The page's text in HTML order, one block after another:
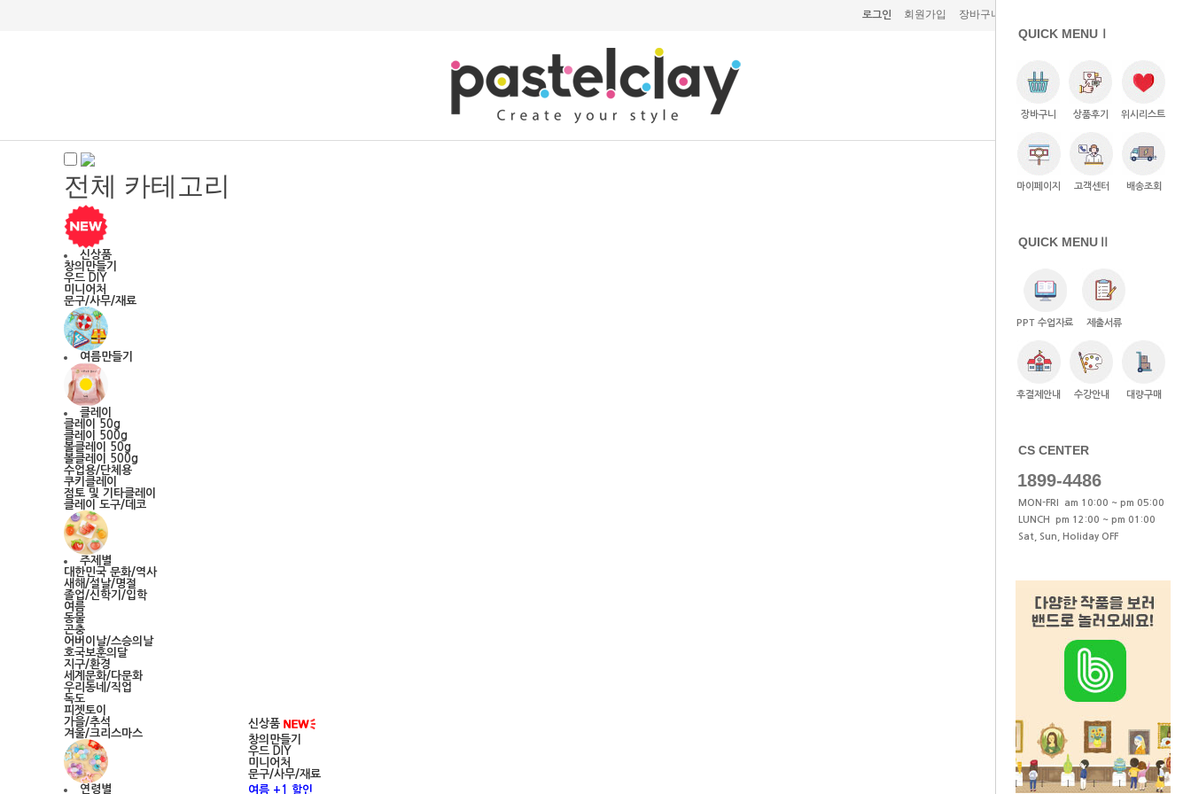
로그인 회원가입 장바구니 (0)
전체 카테고리
신상품
창의만들기
우드 DIY
미니어처
문구/사무/재료
여름만들기
클레이
클레이 50g
클레이 500g
볼클레이 50g
볼클레이 500g
수업용/단체용
쿠키클레이
점토 및 기타클레이
클레이 도구/데코
주제별
대한민국 문화/역사
새해/설날/명절
졸업/신학기/입학
여름
동물
곤충
어버이날/스승의날
호국보훈의달
지구/환경
세계문화/다문화
우리동네/직업
독도
피젯토이
가을/추석
겨울/크리스마스
연령별
신상품
창의만들기
우드 DIY
미니어처
문구/사무/재료
여름 +1 할인
QUICK MENUⅠ
장바구니 상품후기 위시리스트
마이페이지 고객센터 배송조회
QUICK MENUⅡ
PPT 수업자료 제출서류
후결제안내 수강안내 대량구매
CS CENTER
1899-4486
MON-FRI am 10:00 ~ pm 05:00
LUNCH pm 12:00 ~ pm 01:00
Sat, Sun, Holiday OFF